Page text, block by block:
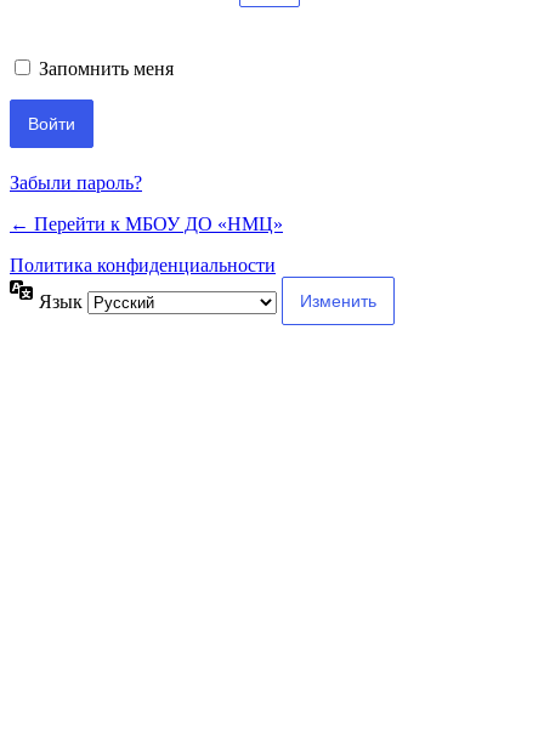
Запомнить меня
Забыли пароль?
← Перейти к МБОУ ДО «НМЦ»
Политика конфиденциальности
Язык